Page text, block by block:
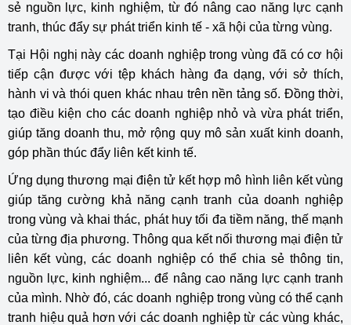
sẻ nguồn lực, kinh nghiệm, từ đó nâng cao năng lực cạnh
tranh, thúc đẩy sự phát triển kinh tế - xã hội của từng vùng.
Tại Hội nghị này các doanh nghiệp trong vùng đã có cơ hội
tiếp cận được với tệp khách hàng đa dạng, với sở thích,
hành vi và thói quen khác nhau trên nền tảng số. Đồng thời,
tạo điều kiện cho các doanh nghiệp nhỏ và vừa phát triển,
giúp tăng doanh thu, mở rộng quy mô sản xuất kinh doanh,
góp phần thúc đẩy liên kết kinh tế.
Ứng dụng thương mại điện tử kết hợp mô hình liên kết vùng
giúp tăng cường khả năng cạnh tranh của doanh nghiệp
trong vùng và khai thác, phát huy tối đa tiềm năng, thế mạnh
của từng địa phương. Thông qua kết nối thương mại điện tử
liên kết vùng, các doanh nghiệp có thể chia sẻ thông tin,
nguồn lực, kinh nghiệm... để nâng cao năng lực cạnh tranh
của mình. Nhờ đó, các doanh nghiệp trong vùng có thể cạnh
tranh hiệu quả hơn với các doanh nghiệp từ các vùng khác,